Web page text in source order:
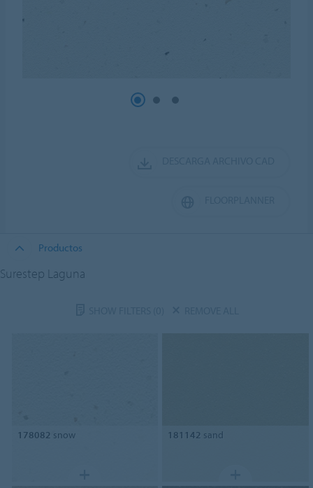
Productos
Surestep Laguna
178082 snow 181142 sand